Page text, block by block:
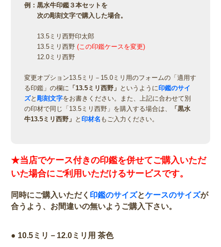
例：黒水牛印鑑３本セットを
次の彫刻文字で購入した場合。
13.5ミリ西野印太郎
13.5ミリ西野(この印鑑ケースを変更)
12.0ミリ西野
変更オプション13.5ミリ－15.0ミリ用のフォームの「適用す
る印鑑」の欄に 「13.5ミリ西野」 というように 印鑑のサイ
ズと彫刻文字をお書きください。また、上記に合わせて別
の印材で同じ「13.5ミリ西野」を購入する場合は、
「黒水
牛13.5ミリ西野」 と 印材名 もご入力ください。
★当店でケース付きの印鑑を併せてご購入いただ
いた場合にご利用いただけるサービスです。
同時にご購入いただく 印鑑のサイズとケースのサイズが
合うよう、お間違いの無いようご購入下さい。
● 10.5ミリ－12.0ミリ用 茶色